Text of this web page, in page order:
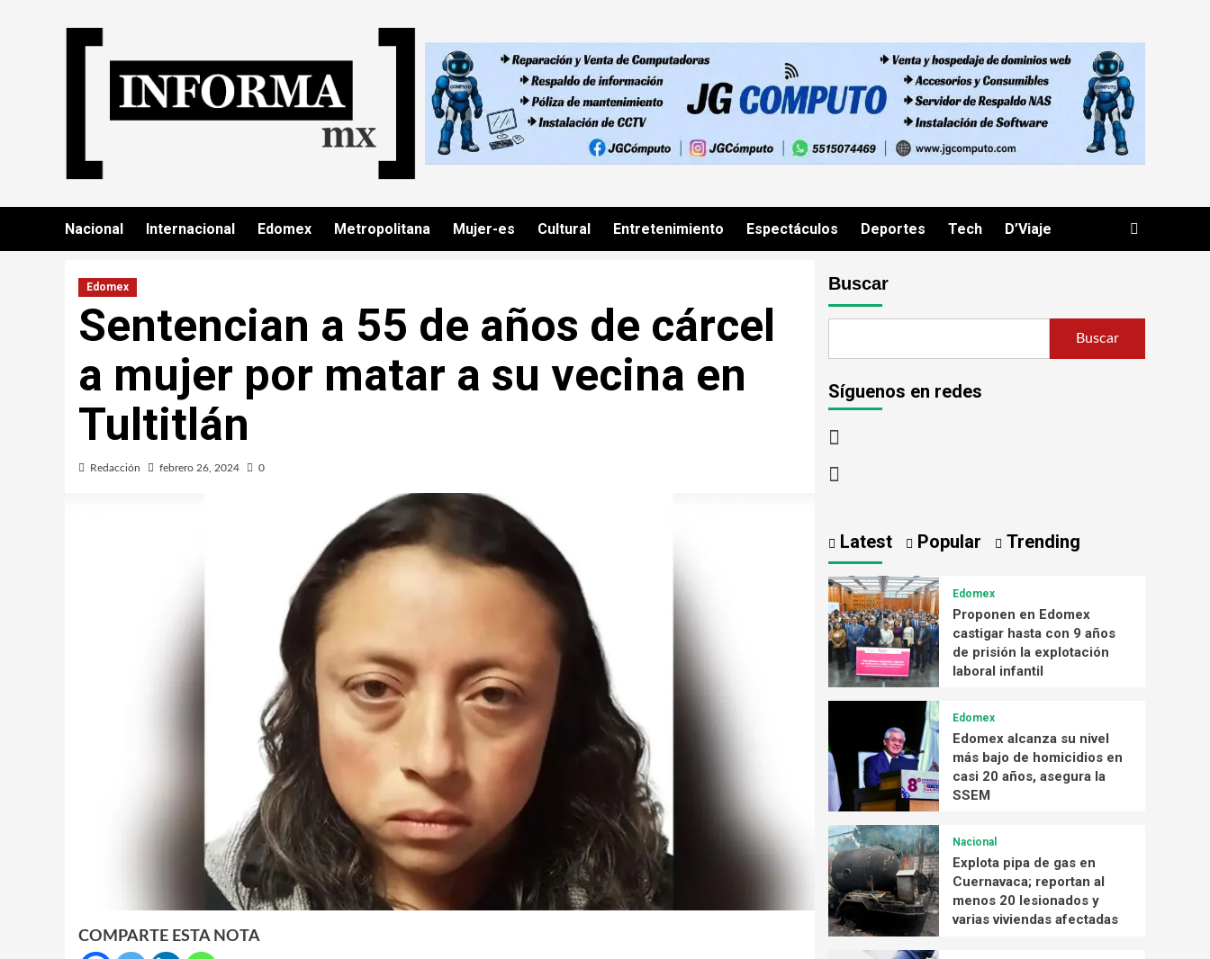
Nacional Internacional Edomex Metropolitana Mujer-es Cultural Entretenimiento Espectáculos Deportes Tech D’Viaje
Edomex
Sentencian a 55 de años de cárcel
a mujer por matar a su vecina en
Tultitlán
Redacción febrero 26, 2024 0
COMPARTE ESTA NOTA
Buscar
Buscar
Síguenos en redes
Latest Popular Trending
Edomex
Proponen en Edomex
castigar hasta con 9 años
de prisión la explotación
laboral infantil
Edomex
Edomex alcanza su nivel
más bajo de homicidios en
casi 20 años, asegura la
SSEM
Nacional
Explota pipa de gas en
Cuernavaca; reportan al
menos 20 lesionados y
varias viviendas afectadas